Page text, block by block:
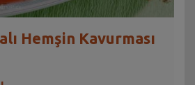
Hemşin Kavurması